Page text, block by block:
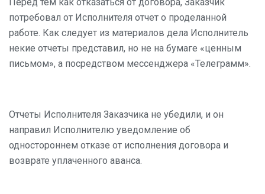
потребовал от Исполнителя отчет о проделанной
работе. Как следует из материалов дела Исполнитель
некие отчеты представил, но не на бумаге «ценным
письмом», а посредством мессенджера «Телеграмм».
Отчеты Исполнителя Заказчика не убедили, и он
направил Исполнителю уведомление об
одностороннем отказе от исполнения договора и
возврате уплаченного аванса.